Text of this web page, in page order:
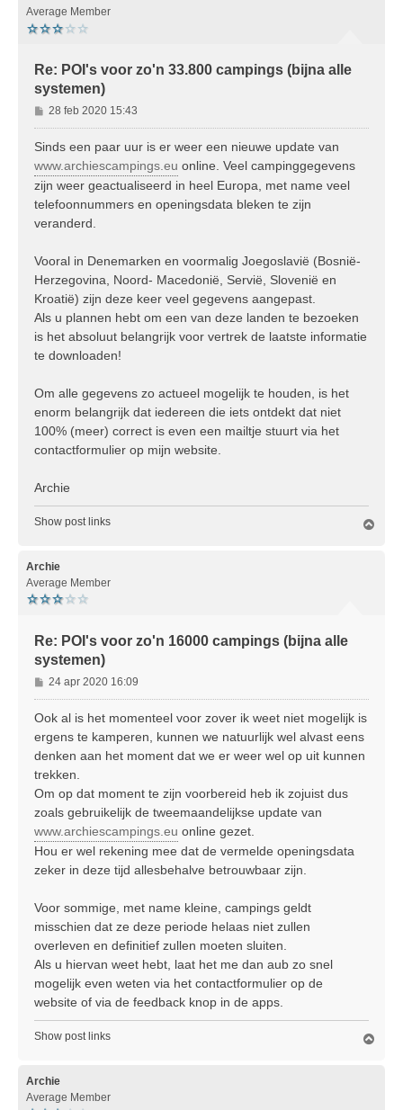
Average Member
Re: POI's voor zo'n 33.800 campings (bijna alle
systemen)
B
e
r
c
h
t
28 feb 2020 15:43
Sinds een paar uur is er weer een nieuwe update van
www.archiescampings.eu online. Veel campinggegevens
zijn weer geactualiseerd in heel Europa, met name veel
telefoonnummers en openingsdata bleken te zijn
veranderd.
Vooral in Denemarken en voormalig Joegoslavië (Bosnië-
Herzegovina, Noord- Macedonië, Servië, Slovenië en
Kroatië) zijn deze keer veel gegevens aangepast.
Als u plannen hebt om een van deze landen te bezoeken
is het absoluut belangrijk voor vertrek de laatste informatie
te downloaden!
Om alle gegevens zo actueel mogelijk te houden, is het
enorm belangrijk dat iedereen die iets ontdekt dat niet
100% (meer) correct is even een mailtje stuurt via het
contactformulier op mijn website.
Archie
Show post links
Archie
Average Member
Re: POI's voor zo'n 16000 campings (bijna alle
systemen)
B
e
c
h
t
24 apr 2020 16:09
Ook al is het momenteel voor zover ik weet niet mogelijk is
ergens te kamperen, kunnen we natuurlijk wel alvast eens
denken aan het moment dat we er weer wel op uit kunnen
trekken.
Om op dat moment te zijn voorbereid heb ik zojuist dus
zoals gebruikelijk de tweemaandelijkse update van
www.archiescampings.eu online gezet.
Hou er wel rekening mee dat de vermelde openingsdata
zeker in deze tijd allesbehalve betrouwbaar zijn.
Voor sommige, met name kleine, campings geldt
misschien dat ze deze periode helaas niet zullen
overleven en definitief zullen moeten sluiten.
Als u hiervan weet hebt, laat het me dan aub zo snel
mogelijk even weten via het contactformulier op de
website of via de feedback knop in de apps.
Show post links
Archie
Average Member